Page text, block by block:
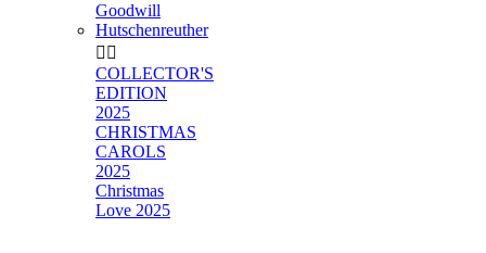
Goodwill
Hutschenreuther
 
COLLECTOR'S
EDITION
2025
CHRISTMAS
CAROLS
2025
Christmas
Love 2025